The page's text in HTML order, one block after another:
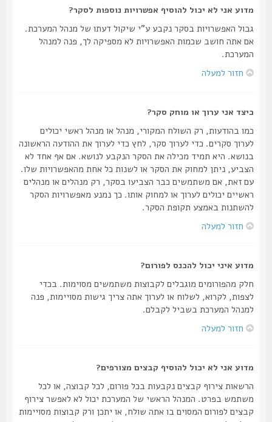
מדוע אני לא יכול להוסיף אפשרויות נוספות לסקר?
גבול האפשרויות בסקר נקבע ע"י שיקול דעתו של מנהל המערכת.
אם אתה חושב שכמות האפשרויות לא מספיקה לך, פנה למנהל
המערכת.
חזור למעלה
כיצד אני ערוך או מוחק סקר?
כמו בהודעות, רק השולח המקורי, מנהל או מנהל ראשי יכולים
לערוך סקרים. כדי לערוך סקר, לחץ כדי לערוך את ההודעה הראשונה
בנושא. היא תמיד מכילה את הסקר הנקבע לנושא. אם אף אחד לא
הצביע, ניתן למחוק את הסקר או לשנות כל אחת מהאפשרויות שלו.
עם זאת, אם משתמשים כבר הצביעו בסקר, רק מנהלים או מנהלים
ראשיים יכולים לערוך או למחוק אותו. כך נמנע מאפשרויות הסקר
להשתנות באמצע תקופת הסקר.
חזור למעלה
מדוע איני יכול להכנס לפורום?
חלק מהפורומים מוגבלים לקבוצות משתמשים מסוימות. בכדי
לצפות, לקרוא, לשלוח או לערוך אתה צריך גישות מסויימות, פנה
למנהל המערכת בשביל לקבלם.
חזור למעלה
מדוע אני לא יכול להוסיף קבצים מצורפים?
הרשאות צירוף קבצים נקבעות בכל פורום, לכל קבוצה, או לכל
משתמש בפרט. המנהל הראשי של המערכת יכול לא לאפשר צירוף
קבצים לפורום המסוים בו אתה שולח, או יתכן ורק קבוצות מסויימות